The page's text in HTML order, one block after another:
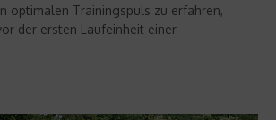
optimalen Trainingspuls zu erfahren,
der ersten Laufeinheit einer